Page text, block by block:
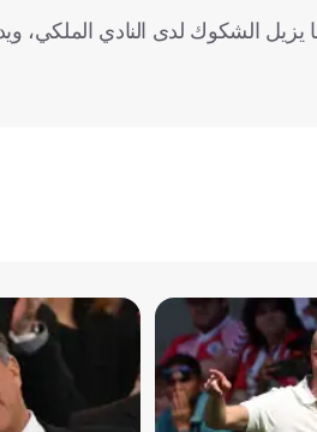
يزيل الشكوك لدى النادي الملكي،